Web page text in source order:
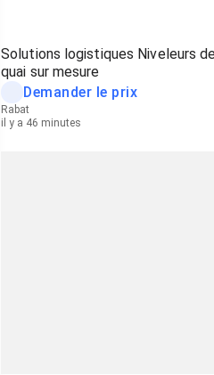
Solutions logistiques Niveleurs
quai sur mesure
Demander le prix
Rabat
il y a 46 minutes